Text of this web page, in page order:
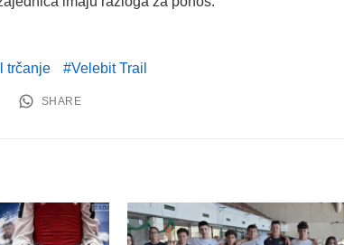
trčanje Velebit Trail
SHARE